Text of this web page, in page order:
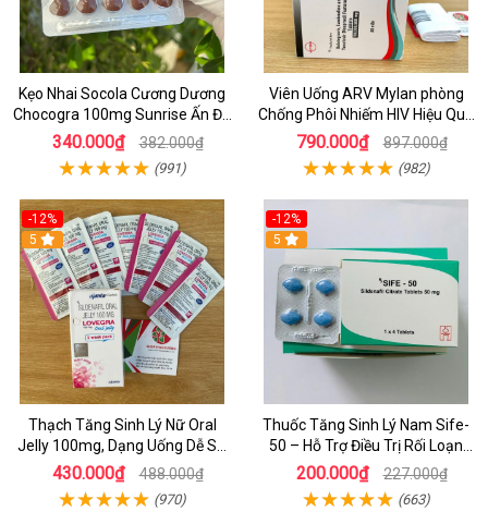
Kẹo Nhai Socola Cương Dương
Chocogra 100mg Sunrise Ấn Độ
Chính Hãng
340.000₫ 382.000₫
(991)
Viên Uống ARV Mylan phòng
Chống Phôi Nhiếm HIV Hiệu Quả
- Hộp 30 viên
790.000₫ 897.000₫
(982)
-12%
5
Thạch Tăng Sinh Lý Nữ Oral
Jelly 100mg, Dạng Uống Dễ Sử
Dụng Hộp 7 Gói
430.000₫ 488.000₫
(970)
-12%
5
Thuốc Tăng Sinh Lý Nam Sife-
50 – Hỗ Trợ Điều Trị Rối Loạn
Cương Dương Hiệu Quả, Cải
Thiện Bản Lĩnh Phái Mạnh
200.000₫ 227.000₫
(663)